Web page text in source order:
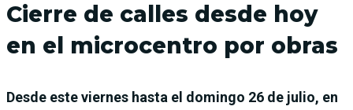
Cierre de calles desde hoy
en el microcentro por obras
Desde este viernes hasta el domingo 26 de julio, en